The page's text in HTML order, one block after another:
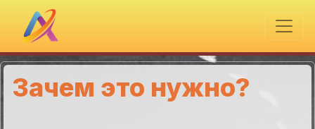
Зачем это нужно?